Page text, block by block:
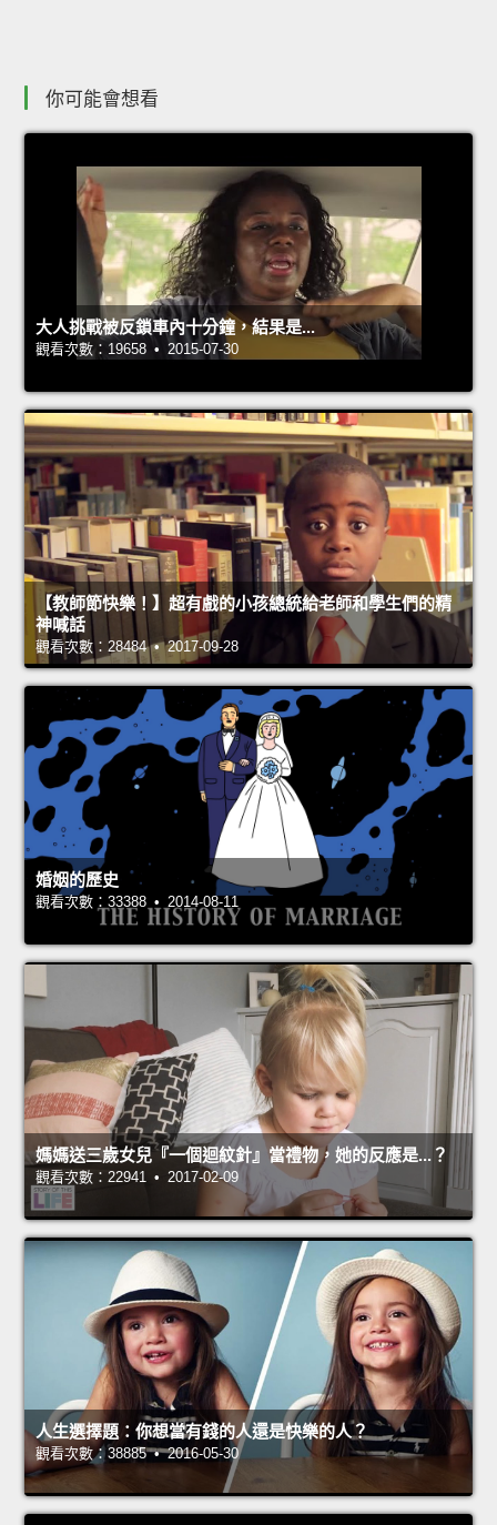
你可能會想看
大人挑戰被反鎖車內十分鐘，結果是...
觀看次數：19658 • 2015-07-30
【教師節快樂！】超有戲的小孩總統給老師和學生們的精
神喊話
觀看次數：28484 • 2017-09-28
婚姻的歷史
觀看次數：33388 • 2014-08-11
媽媽送三歲女兒『一個迴紋針』當禮物，她的反應是...？
觀看次數：22941 • 2017-02-09
人生選擇題：你想當有錢的人還是快樂的人？
觀看次數：38885 • 2016-05-30